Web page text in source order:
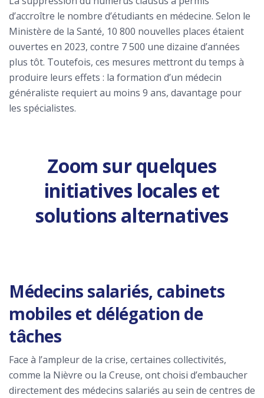
d’accroître le nombre d’étudiants en médecine. Selon le
Ministère de la Santé, 10 800 nouvelles places étaient
ouvertes en 2023, contre 7 500 une dizaine d’années
plus tôt. Toutefois, ces mesures mettront du temps à
produire leurs effets : la formation d’un médecin
généraliste requiert au moins 9 ans, davantage pour
les spécialistes.
Zoom sur quelques
initiatives locales et
solutions alternatives
Médecins salariés, cabinets
mobiles et délégation de
tâches
Face à l’ampleur de la crise, certaines collectivités,
comme la Nièvre ou la Creuse, ont choisi d’embaucher
directement des médecins salariés au sein de centres de